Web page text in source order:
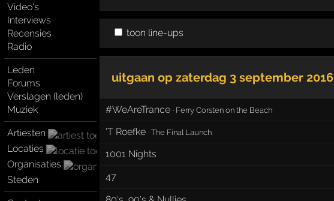
Video's
Interviews
Recensies
Radio
Leden
Forums
Verslagen (leden)
Muziek
Artiesten
Locaties
Organisaties
Steden
toon line-ups
uitgaan op zaterdag 3 september 2016
#WeAreTrance · Ferry Corsten on the Beach
'T Roefke ·The Final Launch
1001 Nights
47